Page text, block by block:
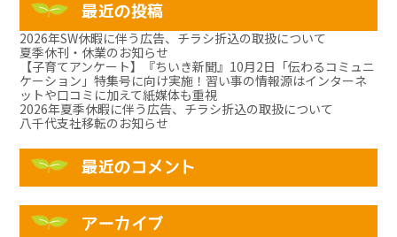
最近の投稿
2026年SW休暇に伴う広告、チラシ折込の取扱について
夏季休刊・休業のお知らせ
【子育てアンケート】『ちいき新聞』10月2日「伝わるコミュニ
ケーション」特集号に向け実施！習い事の情報源はインターネ
ットや口コミに加えて紙媒体も重視
2026年夏季休暇に伴う広告、チラシ折込の取扱について
八千代支社移転のお知らせ
最近のコメント
アーカイブ